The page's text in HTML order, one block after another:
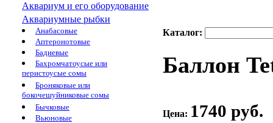
Аквариум и его оборудование
Аквариумные рыбки
Анабасовые
Аптеронотовые
Бадиевые
Бахромчатоусые или
перистоусые сомы
Броняковые или
бокочешуйниковые сомы
Бычковые
Вьюновые
Каталог:
Баллон
Цена: 1740 руб.